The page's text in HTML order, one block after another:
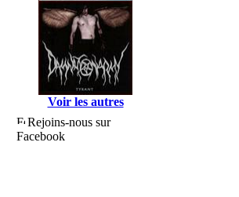
Voir les autres
Rejoins-nous sur
Facebook